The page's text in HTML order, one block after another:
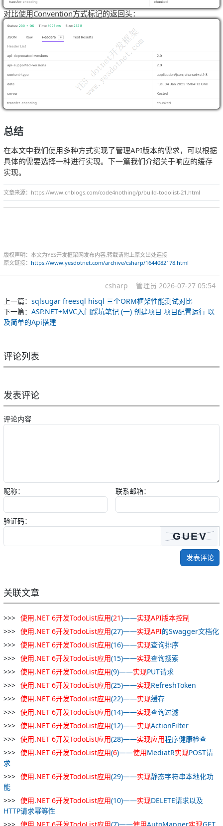
对比使用Convention方式标记的返回头：
总结
在本文中我们使用多种方式实现了管理API版本的需求，可以根据
具体的需要选择一种进行实现。下一篇我们介绍关于响应的缓存
实现。
文章来源：https://www.cnblogs.com/code4nothing/p/build-todolist-21.html
版权声明：本文为YES开发框架网发布内容,转载请附上原文出处连接
原文链接： https://www.yesdotnet.com/archive/csharp/1644082178.html
csharp 管理员 2026-07-27 05:54
上一篇： sqlsugar freesql hisql 三个ORM框架性能测试对比
下一篇： ASP.NET+MVC入门踩坑笔记 (一) 创建项目 项目配置运行 以
及简单的Api搭建
评论列表
发表评论
评论内容
昵称： 联系邮箱：
验证码：
发表评论
关联文章
使用.NET 6开发TodoList应用(21)——实现API版本控制
使用.NET 6开发TodoList应用(27)——实现API的Swagger文档化
使用.NET 6开发TodoList应用(16)——实现查询排序
使用.NET 6开发TodoList应用(15)——实现查询搜索
使用.NET 6开发TodoList应用(9)——实现PUT请求
使用.NET 6开发TodoList应用(25)——实现RefreshToken
使用.NET 6开发TodoList应用(22)——实现缓存
使用.NET 6开发TodoList应用(14)——实现查询过滤
使用.NET 6开发TodoList应用(12)——实现ActionFilter
使用.NET 6开发TodoList应用(28)——实现应用程序健康检查
使用.NET 6开发TodoList应用(6)——使用MediatR实现POST请
求
使用.NET 6开发TodoList应用(29)——实现静态字符串本地化功
能
使用.NET 6开发TodoList应用(10)——实现DELETE请求以及
HTTP请求幂等性
使用 NET 6开发TodoList应用(7)——使用AutoMapper实现GET